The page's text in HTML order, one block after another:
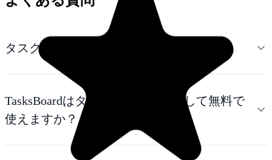
タスク管理ToDoリストとは何ですか？
TasksBoardはタスク管理ツールとして無料で
使えますか？